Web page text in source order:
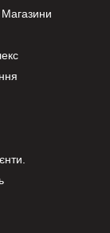
Магазини